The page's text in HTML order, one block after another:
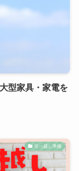
型家具・家電を
引っ越し準備